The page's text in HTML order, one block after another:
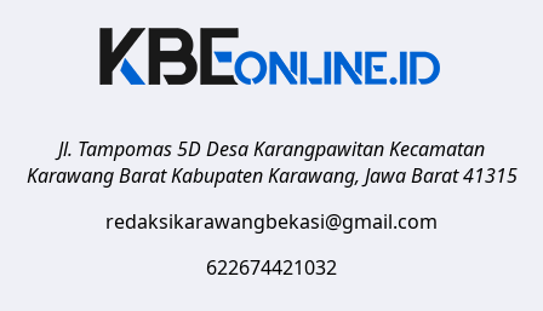
Jl. Tampomas 5D Desa Karangpawitan Kecamatan
Karawang Barat Kabupaten Karawang, Jawa Barat 41315
redaksikarawangbekasi@gmail.com
622674421032